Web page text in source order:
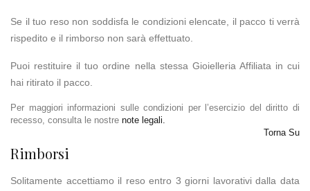
Se il tuo reso non soddisfa le condizioni elencate, il pacco ti verrà
rispedito e il rimborso non sarà effettuato.
Puoi restituire il tuo ordine nella stessa Gioielleria Affiliata in cui
hai ritirato il pacco.
Per maggiori informazioni sulle condizioni per l’esercizio del diritto di
recesso, consulta le nostre note legali.
Torna Su
Rimborsi
Solitamente accettiamo il reso entro 3 giorni lavorativi dalla data